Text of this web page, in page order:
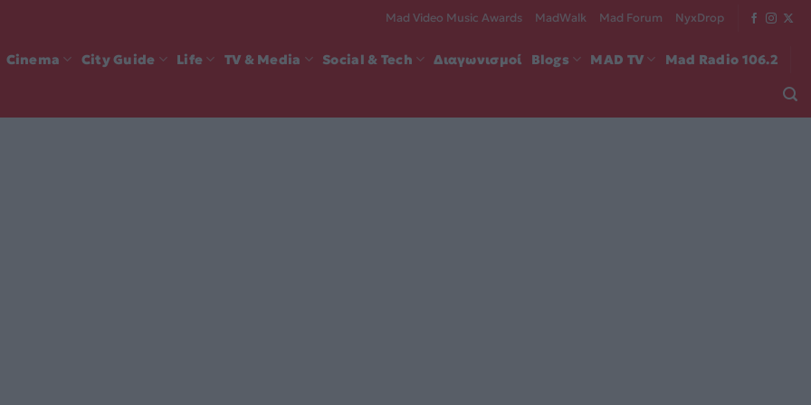
Mad Video Music Awards MadWalk Mad Forum NyxDrop
Cinema City Guide Life TV & Media Social & Tech Διαγωνισμοί Blogs MAD TV Mad Radio 106.2